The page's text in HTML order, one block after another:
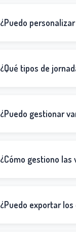
¿Puedo
¿Qué tipos de
¿Puedo gestionar
¿Cómo gestiono las
¿Puedo exportar